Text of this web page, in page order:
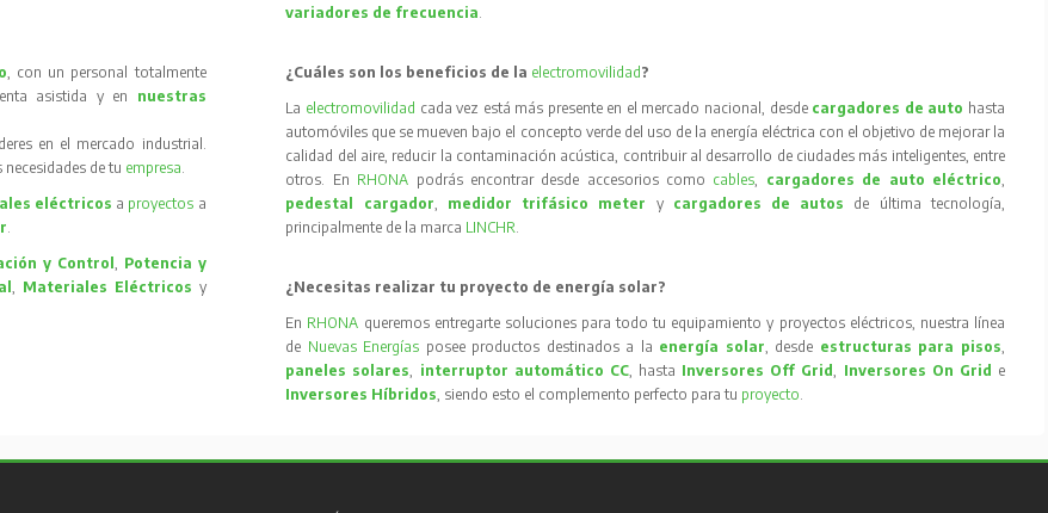
, con un personal totalmente
asistida y en nuestras
en el mercado industrial.
de tu empresa.
eléctricos a proyectos a
.
y Control, Potencia y
, Materiales Eléctricos y
variadores de frecuencia.
¿Cuáles son los beneficios de la electromovilidad ?
La electromovilidad cada vez está más presente en el mercado nacional, desde cargadores de auto hasta
automóviles que se mueven bajo el concepto verde del uso de la energía eléctrica con el objetivo de mejorar la
calidad del aire, reducir la contaminación acústica, contribuir al desarrollo de ciudades más inteligentes, entre
otros. En RHONA podrás encontrar desde accesorios como cables, cargadores de auto eléctrico,
pedestal cargador, medidor trifásico meter y cargadores de autos
de última tecnología,
principalmente de la marca LINCHR.
¿Necesitas realizar tu proyecto de energía solar?
En RHONA queremos entregarte soluciones para todo tu equipamiento y proyectos eléctricos, nuestra línea
de Nuevas Energías posee productos destinados a la energía solar, desde estructuras para pisos,
paneles solares, interruptor automático CC, hasta Inversores Off Grid, Inversores On Grid e
Inversores Híbridos, siendo esto el complemento perfecto para tu proyecto.